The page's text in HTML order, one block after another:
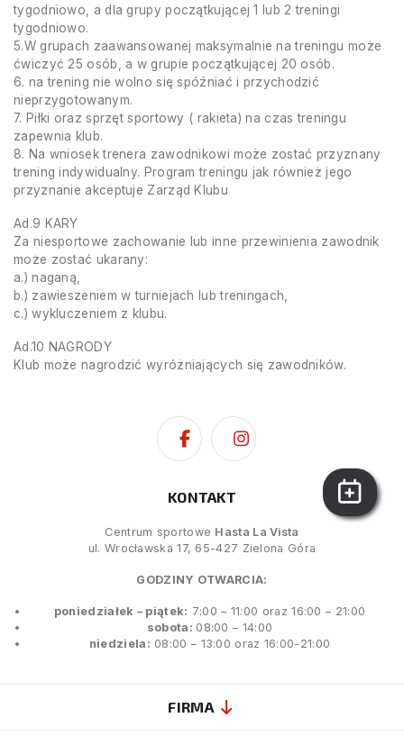
tygodniowo, a dla grupy początkującej 1 lub 2 treningi
tygodniowo.
5.W grupach zaawansowanej maksymalnie na treningu może
ćwiczyć 25 osób, a w grupie początkującej 20 osób.
6. na trening nie wolno się spóźniać i przychodzić
nieprzygotowanym.
7. Piłki oraz sprzęt sportowy ( rakieta) na czas treningu
zapewnia klub.
8. Na wniosek trenera zawodnikowi może zostać przyznany
trening indywidualny. Program treningu jak również jego
przyznanie akceptuje Zarząd Klubu
Ad.9 KARY
Za niesportowe zachowanie lub inne przewinienia zawodnik
może zostać ukarany:
a.) naganą,
b.) zawieszeniem w turniejach lub treningach,
c.) wykluczeniem z klubu.
Ad.10 NAGRODY
Klub może nagrodzić wyróżniających się zawodników.
KONTAKT
Centrum sportowe Hasta La Vista
ul. Wrocławska 17, 65-427 Zielona Góra
GODZINY OTWARCIA:
poniedziałek – piątek: 7:00 – 11:00 oraz 16:00 – 21:00
sobota: 08:00 – 14:00
niedziela: 08:00 – 13:00 oraz 16:00-21:00
FIRMA